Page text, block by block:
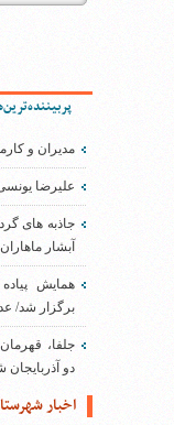
مدیران و
علیرضا
جاذبه های
آبشار ماهاران
همایش
برگزار شد/
جلفا،
دو
اخبار